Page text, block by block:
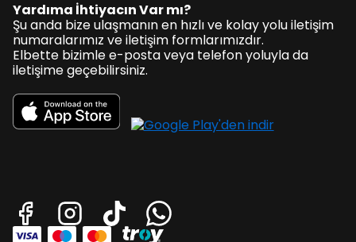
Yardıma İhtiyacın Var mı?
Şu anda bize ulaşmanın en hızlı ve kolay yolu iletişim
numaralarımız ve iletişim formlarımızdır.
Elbette bizimle e-posta veya telefon yoluyla da
iletişime geçebilirsiniz.